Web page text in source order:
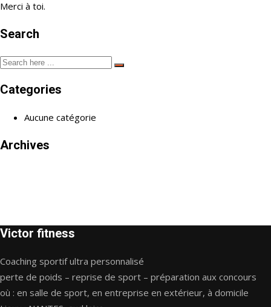
Merci à toi.
Search
Categories
Aucune catégorie
Archives
Victor fitness
Coaching sportif ultra personnalisé
perte de poids – reprise de sport – préparation aux concours
où : en salle de sport, en entreprise en extérieur, à domicile